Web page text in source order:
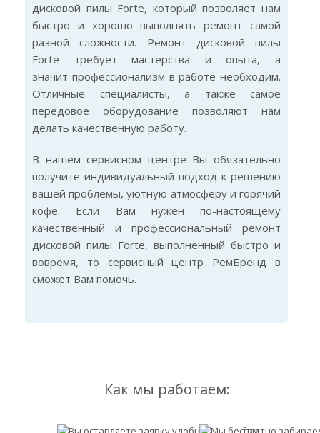
дисковой пилы Forte, который позволяет нам
быстро и хорошо выполнять ремонт самой
разной сложности. Ремонт дисковой пилы
Forte требует мастерства и опыта, а
значит профессионализм в работе необходим.
Отличные специалисты, а также самое
передовое оборудование позволяют нам
делать качественную работу.
В нашем сервисном центре Вы обязательно
получите индивидуальный подход к решению
вашей проблемы, уютную атмосферу и горячий
кофе. Если Вам нужен по-настоящему
качественный и профессиональный ремонт
дисковой пилы Forte, выполненный быстро и
вовремя, то сервисный центр РемБренд в
сможет Вам помочь.
Как мы работаем: